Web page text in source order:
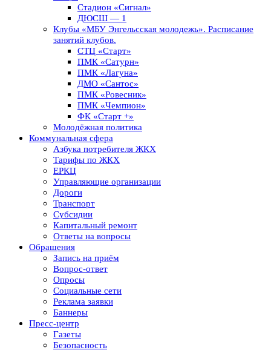
Стадион «Сигнал»
ДЮСШ — 1
Клубы «МБУ Энгельсская молодежь». Расписание
занятий клубов.
СТЦ «Старт»
ПМК «Сатурн»
ПМК «Лагуна»
ДМО «Сантос»
ПМК «Ровесник»
ПМК «Чемпион»
ФК «Старт +»
Молодёжная политика
Коммунальная сфера
Азбука потребителя ЖКХ
Тарифы по ЖКХ
ЕРКЦ
Управляющие организации
Дороги
Транспорт
Субсидии
Капитальный ремонт
Ответы на вопросы
Обращения
Запись на приём
Вопрос-ответ
Опросы
Социальные сети
Реклама заявки
Баннеры
Пресс-центр
Газеты
Безопасность